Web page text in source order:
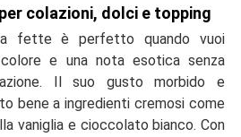
colazioni, dolci e topping
a fette è perfetto quando vuoi
colore e una nota esotica senza
Il suo gusto morbido e
bene a ingredienti cremosi come
vaniglia e cioccolato bianco. Con